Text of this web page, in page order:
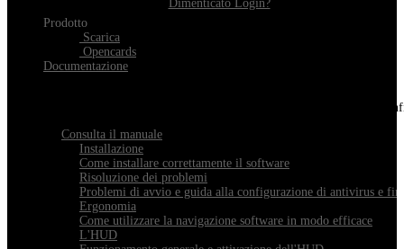
Dimenticato Login?
Prodotto
Scarica
Opencards
Documentazione
Tutto quello che devi sapere sull'installazione, la navigazione e la
Consulta il manuale
Installazione
Come installare correttamente il software
Risoluzione dei problemi
Problemi di avvio e guida alla configurazione di antivirus e
Ergonomia
Come utilizzare la navigazione software in modo efficace
L'HUD